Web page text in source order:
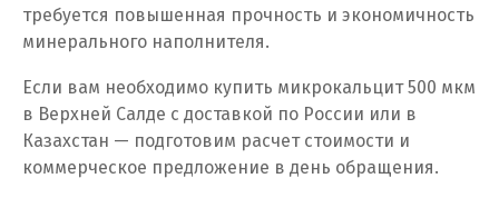
Ф
Фрязино
Х
Хабаровск
требуется повышенная прочность и экономичность
минерального наполнителя.
Если вам необходимо купить микрокальцит 500 мкм
в Верхней Салде с доставкой по России или в
Казахстан — подготовим расчет стоимости и
коммерческое предложение в день обращения.